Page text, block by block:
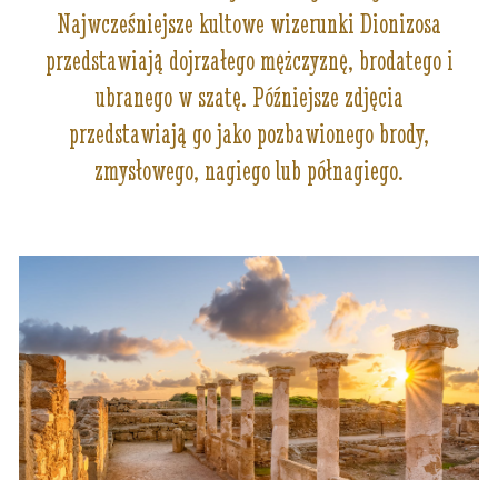
Najwcześniejsze kultowe wizerunki Dionizosa
przedstawiają dojrzałego mężczyznę, brodatego i
ubranego w szatę. Późniejsze zdjęcia
przedstawiają go jako pozbawionego brody,
zmysłowego, nagiego lub półnagiego.